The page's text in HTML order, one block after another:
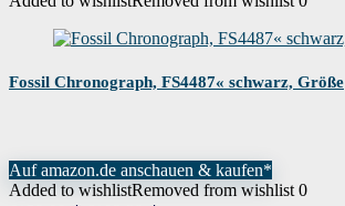
Fossil Chronograph, FS4487« schwarz, Größe
Auf amazon.de anschauen & kaufen*
Added to wishlistRemoved from wishlist 0